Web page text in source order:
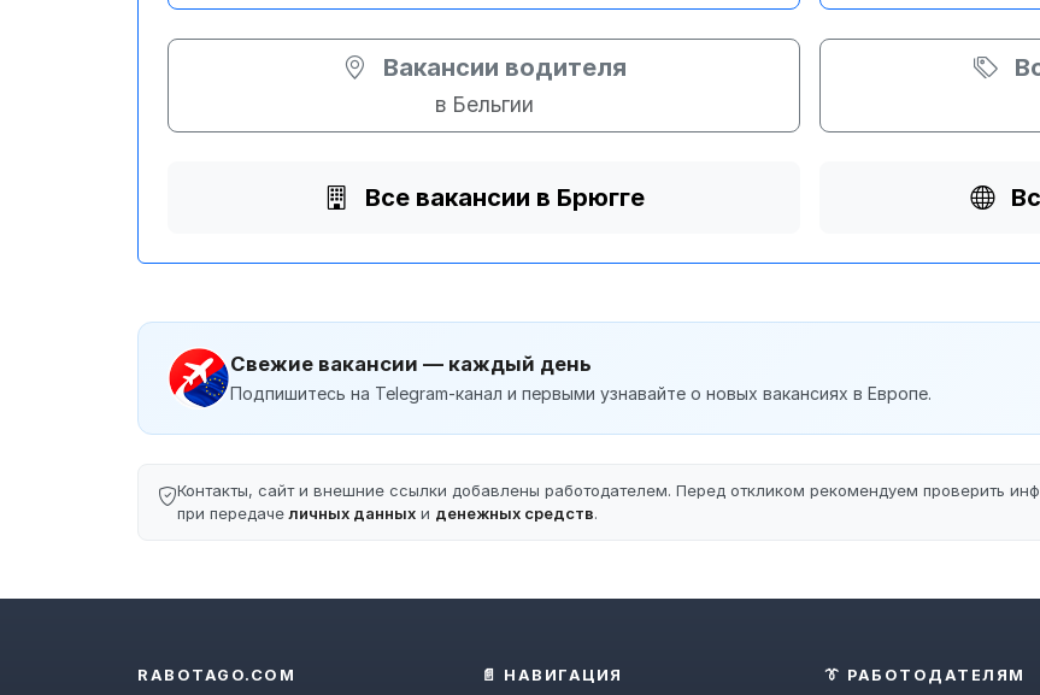
Вакансии водителя
в Бельгии
Все вакансии в Брюгге
Свежие вакансии — каждый день
Подпишитесь на Telegram-канал и первыми узнавайте о новых вакансиях в Европе.
Контакты, сайт и внешние ссылки добавлены работодателем. Перед откликом рекомендуем проверить
при передачеличных данных и денежных средств.
RABOTAGO.COM 📄 НАВИГАЦИЯ 👔 РАБОТОДАТЕЛЯМ